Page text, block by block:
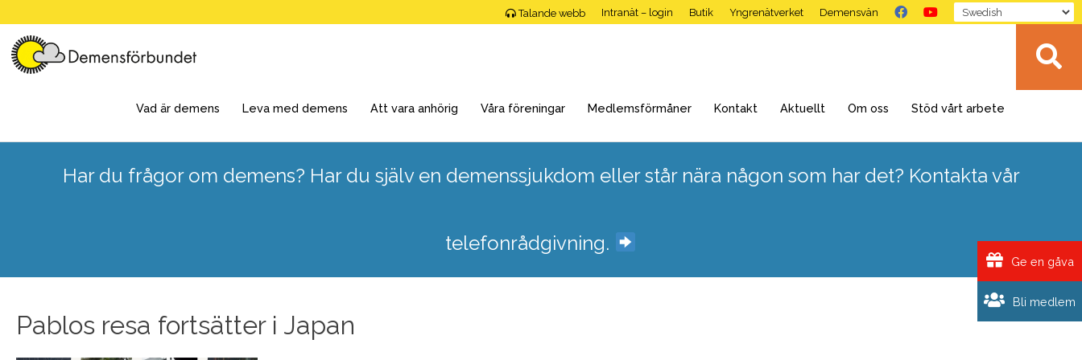
to
content
Talande webb Intranät – login Butik Yngrenätverket Demensvän
Vad är demens Leva med demens Att vara anhörig Våra föreningar Medlemsförmåner Kontakt Aktuellt Om oss Stöd vårt arbete
Har du frågor om demens? Har du själv en demenssjukdom eller står nära någon som har det? Kontakta vår
telefonrådgivning.
Pablos resa fortsätter i Japan
Bli medlem
Ge en gåva